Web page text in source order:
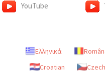
YouTube
Ελληνικά
Croatian
Czech